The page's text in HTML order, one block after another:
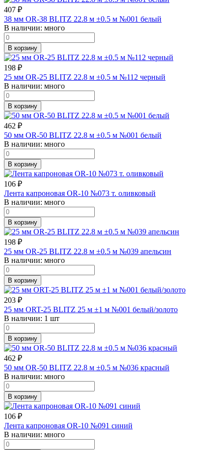
407 ₽
38 мм OR-38 BLITZ 22.8 м ±0.5 м №001 белый
В наличии: много
В корзину
198 ₽
25 мм OR-25 BLITZ 22.8 м ±0.5 м №112 черный
В наличии: много
В корзину
462 ₽
50 мм OR-50 BLITZ 22.8 м ±0.5 м №001 белый
В наличии: много
В корзину
106 ₽
Лента капроновая OR-10 №073 т. оливковый
В наличии: много
В корзину
198 ₽
25 мм OR-25 BLITZ 22.8 м ±0.5 м №039 апельсин
В наличии: много
В корзину
203 ₽
25 мм ORT-25 BLITZ 25 м ±1 м №001 белый/золото
В наличии: 1 шт
В корзину
462 ₽
50 мм OR-50 BLITZ 22.8 м ±0.5 м №036 красный
В наличии: много
В корзину
106 ₽
Лента капроновая OR-10 №091 синий
В наличии: много